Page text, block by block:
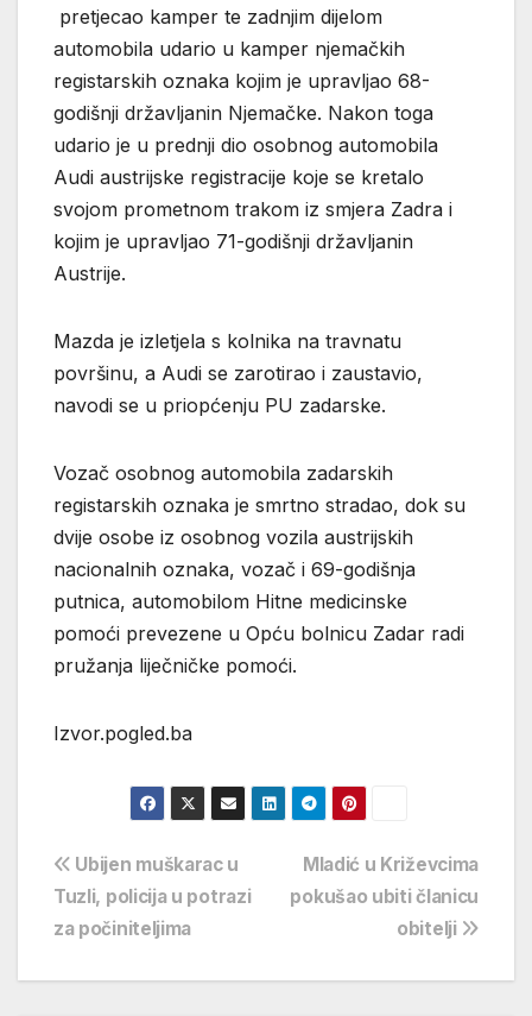
pretjecao kamper te zadnjim dijelom
automobila udario u kamper njemačkih
registarskih oznaka kojim je upravljao 68-
godišnji državljanin Njemačke. Nakon toga
udario je u prednji dio osobnog automobila
Audi austrijske registracije koje se kretalo
svojom prometnom trakom iz smjera Zadra i
kojim je upravljao 71-godišnji državljanin
Austrije.
Mazda je izletjela s kolnika na travnatu
površinu, a Audi se zarotirao i zaustavio,
navodi se u priopćenju PU zadarske.
Vozač osobnog automobila zadarskih
registarskih oznaka je smrtno stradao, dok su
dvije osobe iz osobnog vozila austrijskih
nacionalnih oznaka, vozač i 69-godišnja
putnica, automobilom Hitne medicinske
pomoći prevezene u Opću bolnicu Zadar radi
pružanja liječničke pomoći.
Izvor.pogled.ba
Navigacija
objava
Mladić u Križevcima
pokušao ubiti članicu
obitelji
Ubijen muškarac u
Tuzli, policija u potrazi
za počiniteljima